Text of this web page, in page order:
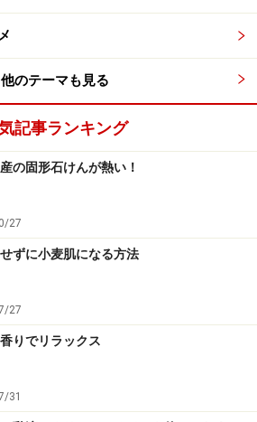
他のテーマも見る
記事ランキング
の固形石けんが熱い！
27
ずに小麦肌になる方法
27
りでリラックス
31